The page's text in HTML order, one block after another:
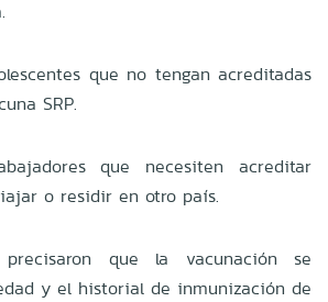
que no tengan acreditadas
SRP.
que necesiten acreditar
o residir en otro país.
precisaron que la vacunación se
y el historial de inmunización de